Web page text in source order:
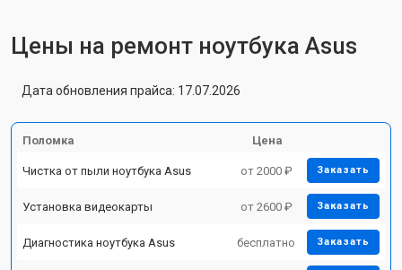
Цены на ремонт ноутбука Asus
Дата обновления прайса: 17.07.2026
Поломка Цена
Чистка от пыли ноутбука Asus от 2000 ₽ Заказать
Установка видеокарты от 2600 ₽ Заказать
Диагностика ноутбука Asus бесплатно Заказать